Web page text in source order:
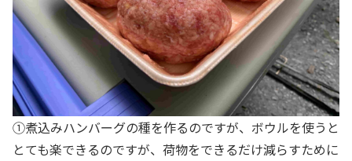
①煮込みハンバーグの種を作るのですが、ボウルを使うと
とても楽できるのですが、荷物をできるだけ減らすために